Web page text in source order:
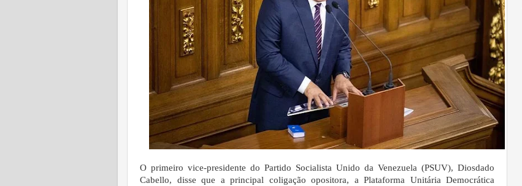
O primeiro vice-presidente do Partido Socialista Unido da Venezuela (PSUV), Diosdado
Cabello, disse que a principal coligação opositora, a Plataforma Unitária Democrática